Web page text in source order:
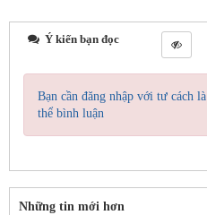
Ý kiến bạn đọc
Bạn cần đăng nhập với tư cách là
thể bình luận
Những tin mới hơn